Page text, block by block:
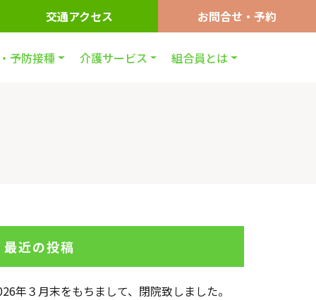
交通アクセス お問合せ・予約
予防接種 介護サービス 組合員とは
最近の投稿
年３月末をもちまして、閉院致しました。